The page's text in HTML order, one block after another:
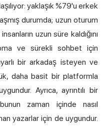
yaklaşık %79'u erkek
durumda; uzun oturum
uzun süre kaldığını
ve sürekli sohbet için
bir arkadaş isteyen ve
daha basit bir platformla
Ayrıca, ayrıntılı bir
zaman içinde nasıl
yazarlar için de uygundur.